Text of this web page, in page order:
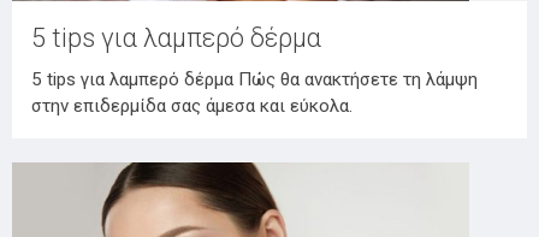
5 tips για λαμπερό δέρμα
5 tips για λαμπερό δέρμα Πώς θα ανακτήσετε τη λάμψη
στην επιδερμίδα σας άμεσα και εύκολα.